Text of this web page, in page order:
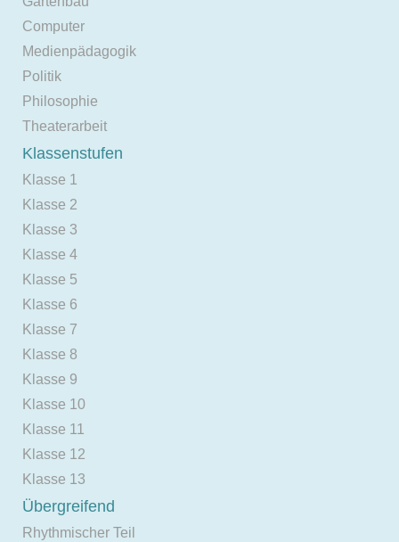
Computer
Medienpädagogik
Politik
Philosophie
Theaterarbeit
Klassenstufen
Klasse 1
Klasse 2
Klasse 3
Klasse 4
Klasse 5
Klasse 6
Klasse 7
Klasse 8
Klasse 9
Klasse 10
Klasse 11
Klasse 12
Klasse 13
Übergreifend
Rhythmischer Teil